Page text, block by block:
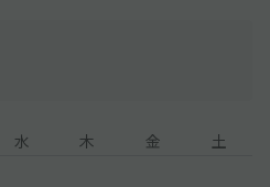
を頂戴します
支払が発生します
水 木 金 土